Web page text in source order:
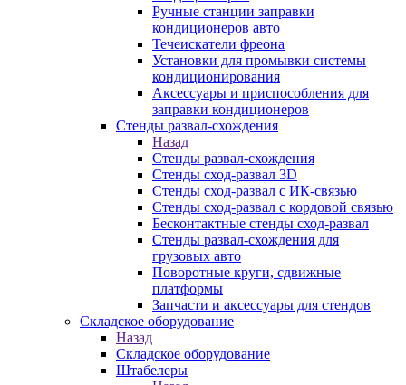
Ручные станции заправки
кондиционеров авто
Течеискатели фреона
Установки для промывки системы
кондиционирования
Аксессуары и приспособления для
заправки кондиционеров
Стенды развал-схождения
Назад
Стенды развал-схождения
Стенды сход-развал 3D
Стенды сход-развал с ИК-связью
Стенды сход-развал с кордовой связью
Бесконтактные стенды сход-развал
Стенды развал-схождения для
грузовых авто
Поворотные круги, сдвижные
платформы
Запчасти и аксессуары для стендов
Складское оборудование
Назад
Складское оборудование
Штабелеры